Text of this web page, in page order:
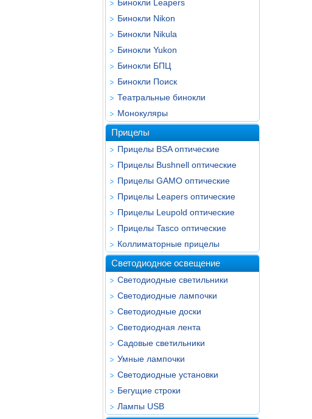
Бинокли Leapers
Бинокли Nikon
Бинокли Nikula
Бинокли Yukon
Бинокли БПЦ
Бинокли Поиск
Театральные бинокли
Монокуляры
Прицелы
Прицелы BSA оптические
Прицелы Bushnell оптические
Прицелы GAMO оптические
Прицелы Leapers оптические
Прицелы Leupold оптические
Прицелы Tasco оптические
Коллиматорные прицелы
Светодиодное освещение
Светодиодные светильники
Светодиодные лампочки
Светодиодные доски
Светодиодная лента
Садовые светильники
Умные лампочки
Светодиодные установки
Бегущие строки
Лампы USB